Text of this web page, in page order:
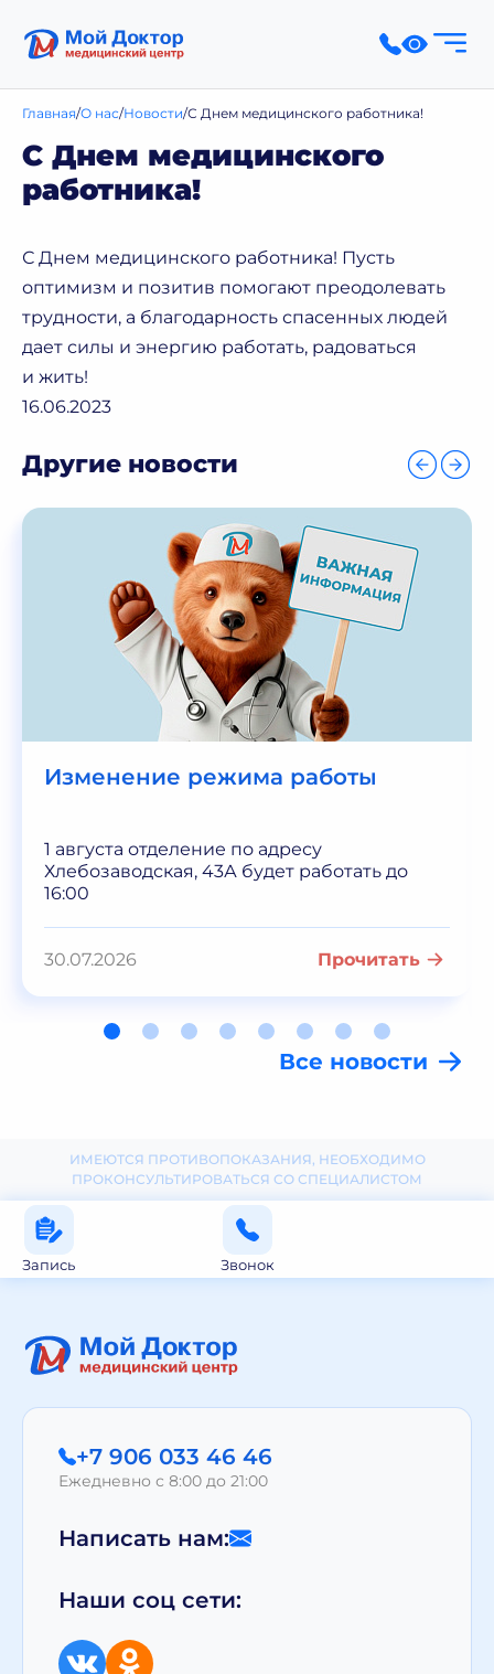
Главная О нас Новости С Днем медицинского работника!
С Днем медицинского
работника!
С Днем медицинского работника! Пусть
оптимизм и позитив помогают преодолевать
трудности, а благодарность спасенных людей
дает силы и энергию работать, радоваться
и жить!
16.06.2023
Другие новости
Изменение режима работы
1 августа отделение по адресу
Хлебозаводская, 43А будет работать до
16:00
30.07.2026 Прочитать
Все новости
ИМЕЮТСЯ ПРОТИВОПОКАЗАНИЯ, НЕОБХОДИМО
ПРОКОНСУЛЬТИРОВАТЬСЯ СО СПЕЦИАЛИСТОМ
Запись Звонок
+7 906 033 46 46
Ежедневно с 8:00 до 21:00
Написать нам:
Наши соц сети: